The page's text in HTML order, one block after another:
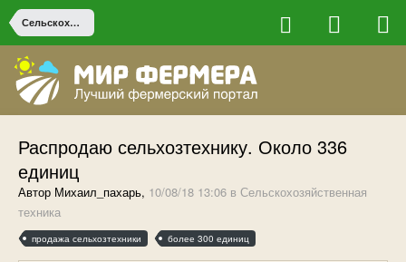
Сельскохозяйственная техника
Распродаю сельхозтехнику. Около 336
единиц
Автор Михаил_пахарь, 10/08/18 13:06 в Сельскохозяйственная
техника
продажа сельхозтехники более 300 единиц